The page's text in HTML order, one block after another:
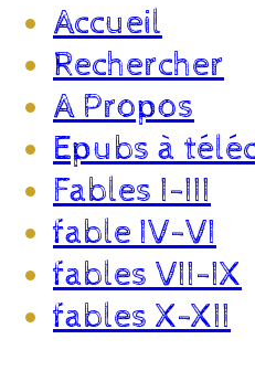
Accueil
Rechercher
A Propos
Epubs à
Fables I-III
fable IV-VI
fables VII-IX
fables X-XII